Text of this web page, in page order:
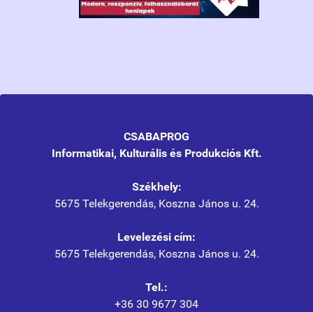
CSABAPROG
Informatikai, Kulturális és Produkciós Kft.
Székhely:
5675 Telekgerendás, Koszna János u. 24.
Levelezési cím:
5675 Telekgerendás, Koszna János u. 24.
Tel.:
+36 30 9677 304